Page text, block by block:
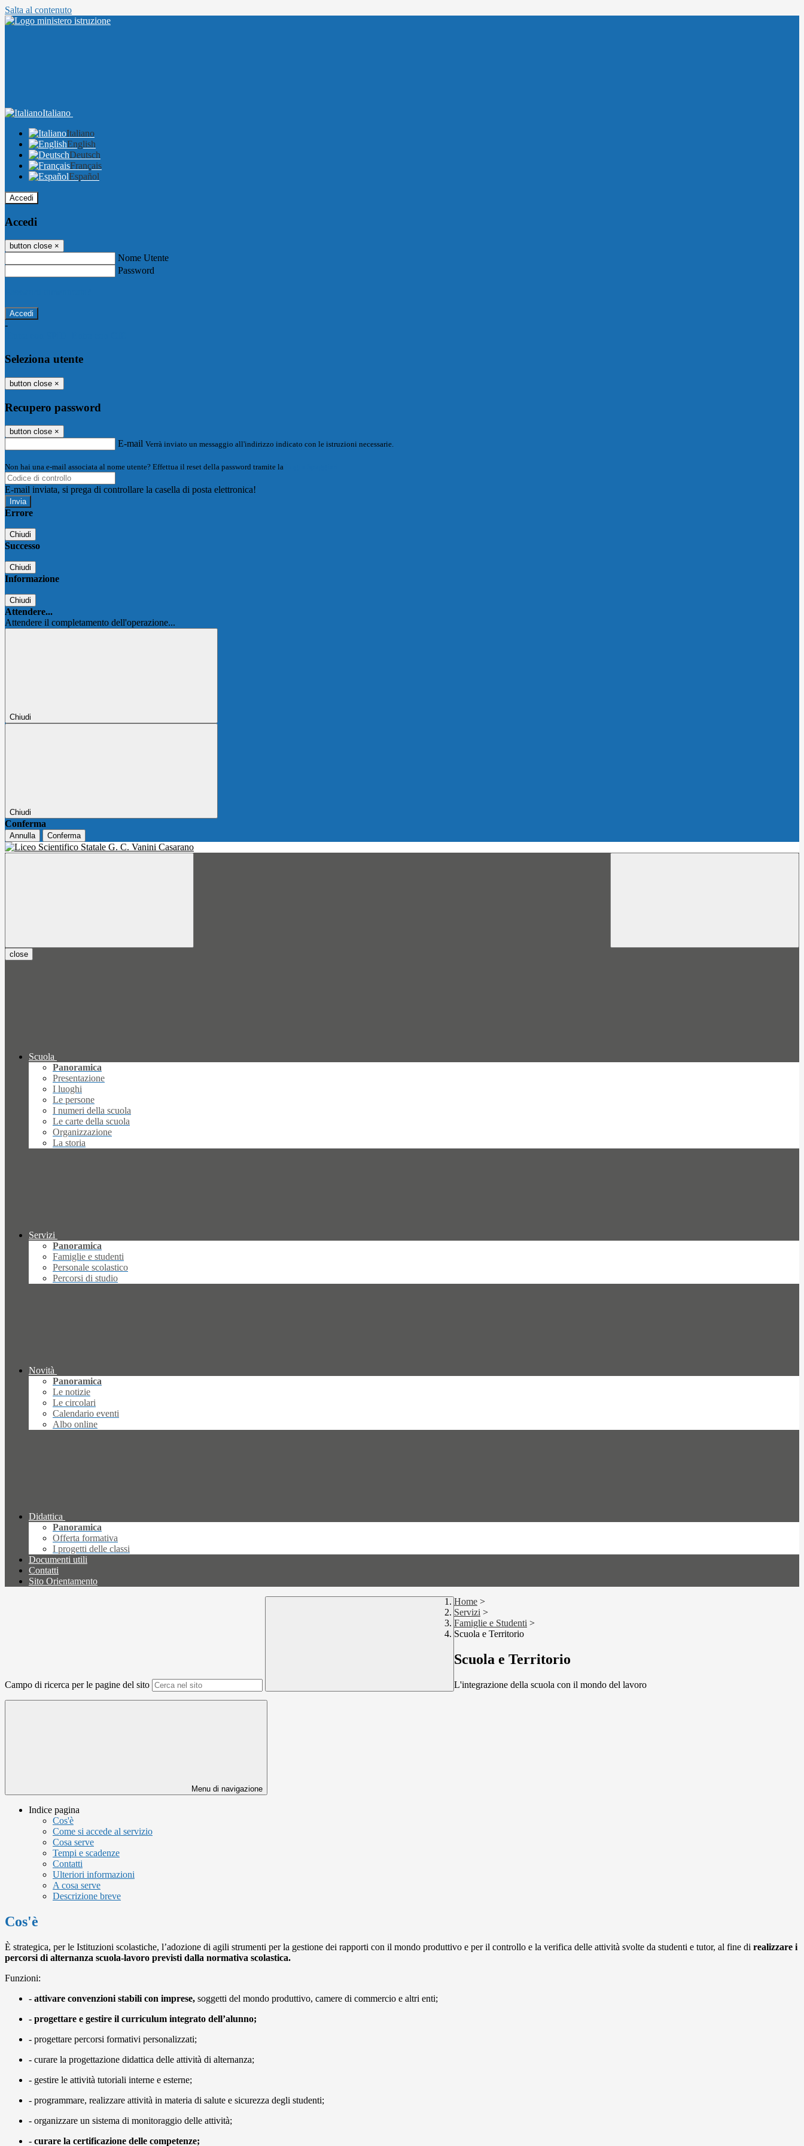
Salta al contenuto
Italiano
Italiano
English
Deutsch
Français
Español
Accedi
Accedi
button close ×
Nome Utente
Password
-
Seleziona utente
button close ×
Recupero password
button close ×
E-mail Verrà inviato un messaggio all'indirizzo indicato con le istruzioni necessarie.
Non hai una e-mail associata al nome utente? Effettua il reset della password tramite la
E-mail inviata, si prega di controllare la casella di posta elettronica!
Errore
Chiudi
Successo
Chiudi
Informazione
Chiudi
Attendere...
Attendere il completamento dell'operazione...
Chiudi
Chiudi
Conferma
Annulla Conferma
close
Scuola
Panoramica
Presentazione
I luoghi
Le persone
I numeri della scuola
Le carte della scuola
Organizzazione
La storia
Servizi
Panoramica
Famiglie e studenti
Personale scolastico
Percorsi di studio
Novità
Panoramica
Le notizie
Le circolari
Calendario eventi
Albo online
Didattica
Panoramica
Offerta formativa
I progetti delle classi
Documenti utili
Contatti
Sito Orientamento
Campo di ricerca per le pagine del sito
Home >
Servizi >
Famiglie e Studenti >
Scuola e Territorio
Scuola e Territorio
L'integrazione della scuola con il mondo del lavoro
Menu di navigazione
Indice pagina
Cos'è
Come si accede al servizio
Cosa serve
Tempi e scadenze
Contatti
Ulteriori informazioni
A cosa serve
Descrizione breve
Cos'è
È strategica, per le Istituzioni scolastiche, l’adozione di agili strumenti per la gestione dei rapporti con il mondo produttivo e per il controllo e la verifica delle attività svolte da studenti e tutor, al fine di realizzare i
percorsi di alternanza scuola-lavoro previsti dalla normativa scolastica.
Funzioni:
- attivare convenzioni stabili con imprese, soggetti del mondo produttivo, camere di commercio e altri enti;
- progettare e gestire il curriculum integrato dell’alunno;
- progettare percorsi formativi personalizzati;
- curare la progettazione didattica delle attività di alternanza;
- gestire le attività tutoriali interne e esterne;
- programmare, realizzare attività in materia di salute e sicurezza degli studenti;
- organizzare un sistema di monitoraggio delle attività;
- curare la certificazione delle competenze;